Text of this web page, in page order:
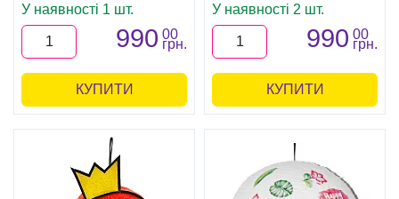
У наявності 1 шт.
990 00
грн.
КУПИТИ
У наявності 2 шт.
990 00
грн.
КУПИТИ